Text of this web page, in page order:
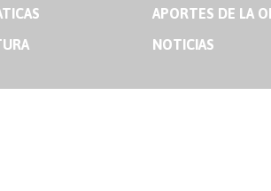
APORTES DE LA
NOTICIAS